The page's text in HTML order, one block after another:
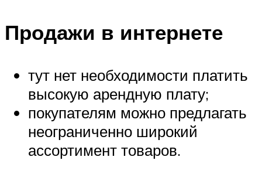
Продажи в интернете
тут нет необходимости платить
высокую арендную плату;
покупателям можно предлагать
неограниченно широкий
ассортимент товаров.